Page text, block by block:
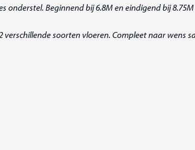
onderstel. Beginnend bij 6.8M en eindigend bij 8.75M
soorten vloeren. Compleet naar wens